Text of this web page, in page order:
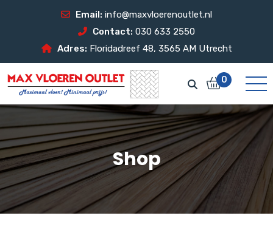
Email: info@maxvloerenoutlet.nl
Contact: 030 633 2550
Adres: Floridadreef 48, 3565 AM Utrecht
0
Shop